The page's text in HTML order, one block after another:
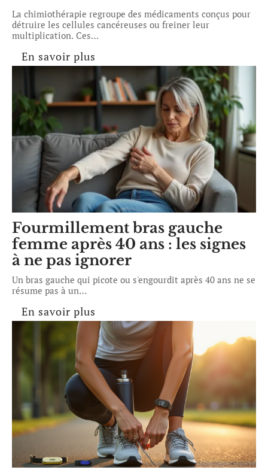
La chimiothérapie regroupe des médicaments conçus pour
détruire les cellules cancéreuses ou freiner leur
multiplication. Ces…
En savoir plus
Fourmillement bras gauche
femme après 40 ans : les signes
à ne pas ignorer
Un bras gauche qui picote ou s'engourdit après 40 ans ne se
résume pas à un…
En savoir plus